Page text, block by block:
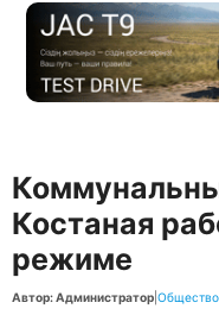
Костаная
режиме
Автор: Администратор Общество